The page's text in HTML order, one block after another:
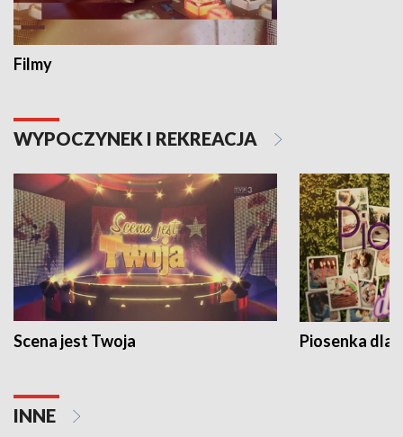
Filmy
WYPOCZYNEK I REKREACJA
Scena jest Twoja Piosenka dla
INNE